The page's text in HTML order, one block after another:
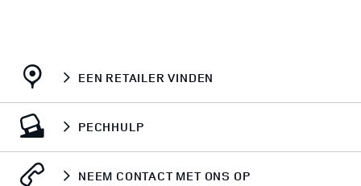
EEN RETAILER VINDEN
PECHHULP
NEEM CONTACT MET ONS OP